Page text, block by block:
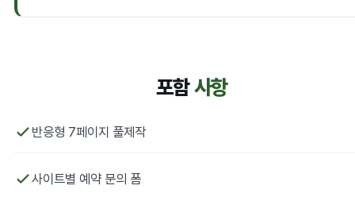
포함사항
반응형 7페이지 풀제작
사이트별 예약 문의 폼